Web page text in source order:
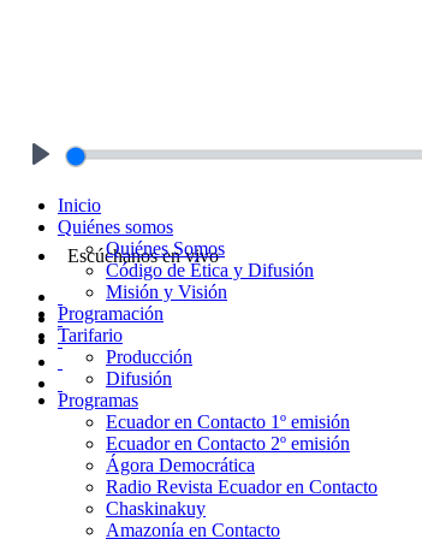
Escúchanos en vivo
Inicio
Quiénes somos
Quiénes Somos
Código de Ética y Difusión
Misión y Visión
Programación
Tarifario
Producción
Difusión
Programas
Ecuador en Contacto 1º emisión
Ecuador en Contacto 2º emisión
Ágora Democrática
Radio Revista Ecuador en Contacto
Chaskinakuy
Amazonía en Contacto